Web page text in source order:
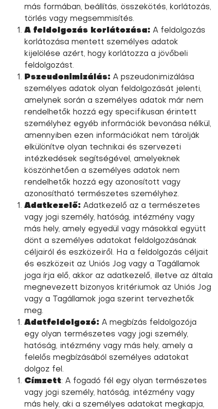
más formában, beállítás, összekötés, korlátozás,
törlés vagy megsemmisítés.
A feldolgozás korlátozása: A feldolgozás
korlátozása mentett személyes adatok
kijelölése azért, hogy korlátozza a jövőbeli
feldolgozást.
Pszeudonimizálás: A pszeudonimizálása
személyes adatok olyan feldolgozását jelenti,
amelynek során a személyes adatok már nem
rendelhetők hozzá egy specifikusan érintett
személyhez egyéb információk bevonása nélkül,
amennyiben ezen információkat nem tárolják
elkülönítve olyan technikai és szervezeti
intézkedések segítségével, amelyeknek
köszönhetően a személyes adatok nem
rendelhetők hozzá egy azonosított vagy
azonosítható természetes személyhez.
Adatkezelő: Adatkezelő az a természetes
vagy jogi személy, hatóság, intézmény vagy
más hely, amely egyedül vagy másokkal együtt
dönt a személyes adatokat feldolgozásának
céljairól és eszközeiről. Ha a feldolgozás céljait
és eszközeit az Uniós Jog vagy a Tagállamok
joga írja elő, akkor az adatkezelő, illetve az általa
megnevezett bizonyos kritériumok az Uniós Jog
vagy a Tagállamok joga szerint tervezhetők
meg.
Adatfeldolgozó: A megbízás feldolgozója
egy olyan természetes vagy jogi személy,
hatóság, intézmény vagy más hely, amely a
felelős megbízásából személyes adatokat
dolgoz fel.
Címzett: A fogadó fél egy olyan természetes
vagy jogi személy, hatóság, intézmény vagy
más hely, aki a személyes adatokat megkapja,